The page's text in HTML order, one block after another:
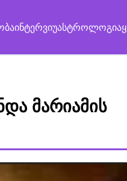
ინტერვიუასტროლოგია
მარიამის